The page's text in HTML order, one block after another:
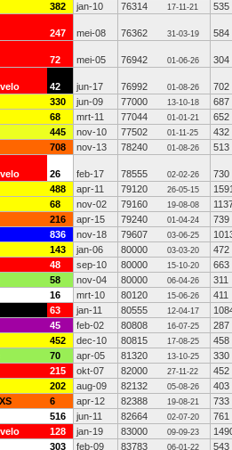
382 jan-10 76314 17-11-21 535
247 mei-08 76362 31-03-19 584
72 mei-05 76942 01-06-26 304
42 jun-17 76992 01-08-26
702
330 jun-09 77000 13-10-18
687
68 mrt-11 77044 01-01-21
652
445 nov-10 77502 01-11-25
432
708 nov-13 78240 01-08-26 513
26 feb-17 78555 02-02-26
730
488 apr-11 79120 26-05-15
68 nov-02 79160 19-08-08
216 apr-15 79240 01-04-24
739
836 nov-18 79607 03-06-25
143 jan-06 80000 03-03-20
472
48 sep-10 80000 15-10-20
663
58 nov-04 80000 06-04-26
311
16 mrt-10 80120 15-06-26
411
63 jan-11 80555 12-04-17
45 feb-02 80808 16-07-25
287
452 dec-10 80815 17-08-25
458
70 apr-05 81320 13-10-25
330
215 okt-07 82000 27-11-22
452
202 aug-09 82132 05-08-26
403
6 apr-12 82388 19-08-21
733
516 jun-11 82664 02-07-20
761
128 jan-19 83000 09-09-23
303 feb-09 83783 06-01-22 543